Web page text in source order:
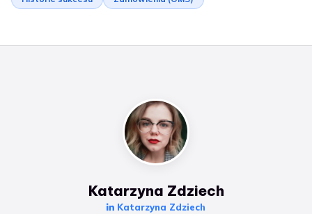
Katarzyna Zdziech
Katarzyna Zdziech